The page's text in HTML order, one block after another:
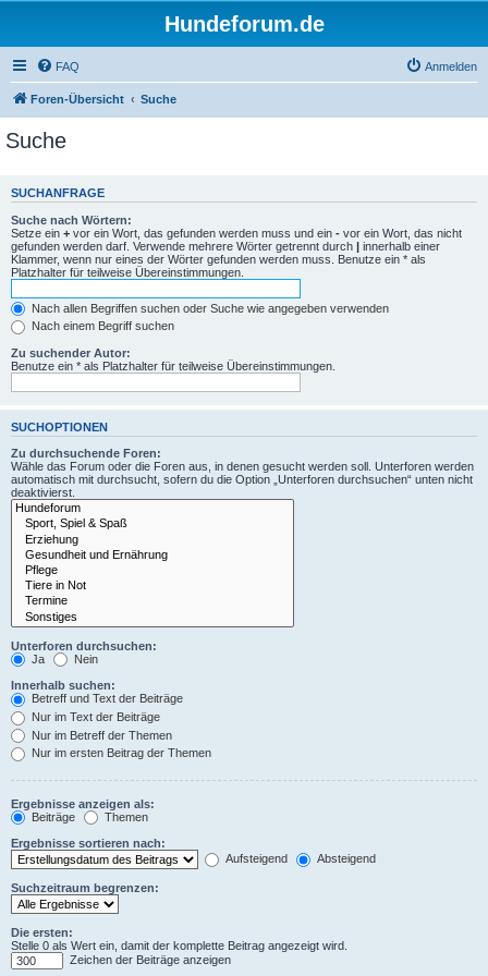
Hundeforum.de
FAQ Anmelden
Foren-Übersicht Suche
Suche
SUCHANFRAGE
Suche nach Wörtern:
Setze ein + vor ein Wort, das gefunden werden muss und ein - vor ein Wort, das nicht
gefunden werden darf. Verwende mehrere Wörter getrennt durch | innerhalb einer
Klammer, wenn nur eines der Wörter gefunden werden muss. Benutze ein * als
Platzhalter für teilweise Übereinstimmungen.
Nach allen Begriffen suchen oder Suche wie angegeben verwenden
Nach einem Begriff suchen
Zu suchender Autor:
Benutze ein * als Platzhalter für teilweise Übereinstimmungen.
SUCHOPTIONEN
Zu durchsuchende Foren:
Wähle das Forum oder die Foren aus, in denen gesucht werden soll. Unterforen werden
automatisch mit durchsucht, sofern du die Option „Unterforen durchsuchen“ unten nicht
deaktivierst.
Unterforen durchsuchen:
Ja
Nein
Innerhalb suchen:
Betreff und Text der Beiträge
Nur im Text der Beiträge
Nur im Betreff der Themen
Nur im ersten Beitrag der Themen
Ergebnisse anzeigen als:
Beiträge
Themen
Ergebnisse sortieren nach:
Aufsteigend
Absteigend
Suchzeitraum begrenzen:
Die ersten:
Stelle 0 als Wert ein, damit der komplette Beitrag angezeigt wird.
Zeichen der Beiträge anzeigen